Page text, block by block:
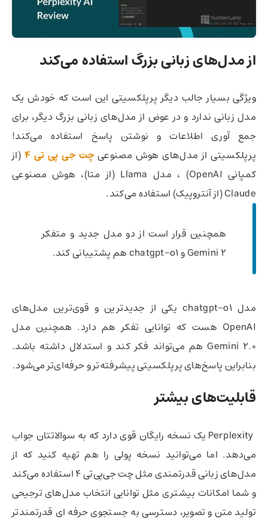
از مدل‌های زبانی بزرگاستفاده می‌کند
ویژگی بسیار جالب دیگر پرپلکسیتی این است که خودش یک
مدل زبانی ندارد و در عوض از مدل‌های زبانی بزرگ دیگر، برای
جمع آوری اطلاعات و نوشتن پاسخ استفاده می‌کند!
پرپلکسیتی از مدل‌های هوش مصنوعی چت جی پی تی 4
(از
کمپانی OpenAI) ، مدل Llama (از متا)، هوش مصنوعی
Claude (از آنتروپیک) استفاده می‌کند.
همچنین قرار است از دو مدل جدید و متفکر
Gemini 2 و chatgpt-o1 هم پشتیبانی کند.
مدل chatgpt-o1 یکی از جدیدترین و قوی‌ترین مدل‌های
OpenAI هست که توانایی تفکر هم دارد. همچنین مدل
Gemini 2.0 هم می‌تواند فکر کند و استدلال داشته باشد.
بنابراین پاسخ‌های پرپلکسیتی پیشرفته‌تر و حرفه‌ای‌تر می‌شود.
قابلیت‌های بیشتر
Perplexity یک نسخه رایگان قوی دارد که به سوالاتتان جواب
می‌‌دهد. اما می‌توانید نسخه پولی را هم تهیه کنید که از
مدل‌های زبانی قدرتمندی مثل چت جی‌پی‌تی ۴ استفاده می‌کند
و شما امکانات بیشتری مثل توانایی انتخاب مدل‌های ترجیحی
تولید متن و تصویر، دسترسی به جستجوی حرفه ای قدرتمندتر